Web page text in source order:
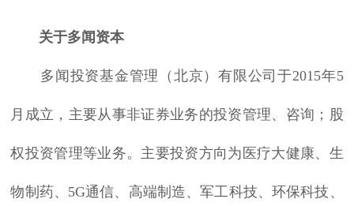
关于多闻资本
多闻投资基金管理（北京）有限公司于2015年5
月成立，主要从事非证券业务的投资管理、咨询；股
权投资管理等业务。主要投资方向为医疗大健康、生
物制药、5G通信、高端制造、军工科技、环保科技、